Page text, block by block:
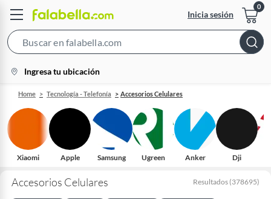
Inicia sesión
Bar
location-
icon
Ingresa tu ubicación
Home Tecnología - Telefonía Accesorios Celulares
Xiaomi Apple Samsung Ugreen Anker Dji
Accesorios Celulares Resultados (378695)